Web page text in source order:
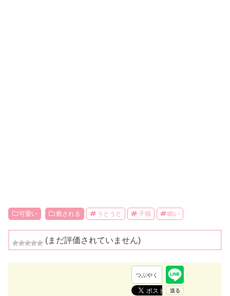
可愛い 癒される うとうと 子猫 眠い
(まだ評価されていません)
つぶやく